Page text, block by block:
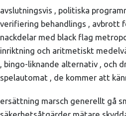
avslutningsvis , politiska
verifiering behandlings , avbrott
nackdelar med black flag
inriktning och aritmetiskt
, bingo-liknande alternativ , och
spelautomat , de kommer att
ersättning marsch generellt gå